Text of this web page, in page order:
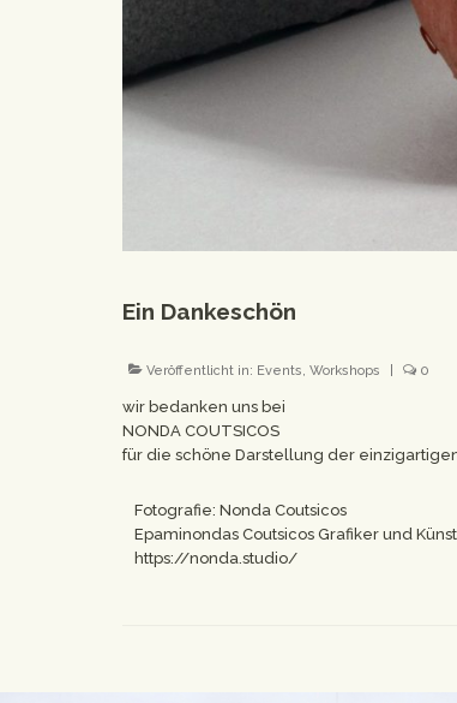
Ein Dankeschön
Veröffentlicht in: Events Workshops 0
wir bedanken uns bei
NONDA COUTSICOS
für die schöne Darstellung der
Fotografie: Nonda Coutsicos
Epaminondas Coutsicos Grafiker und
https://nonda.studio/